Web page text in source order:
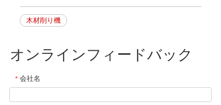
木材削り機
オンラインフィードバック
* 会社名